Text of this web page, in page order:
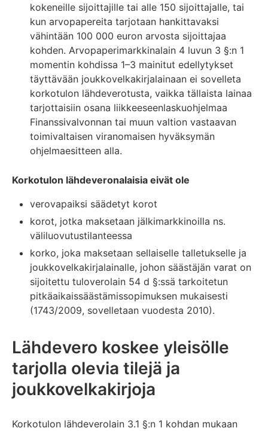
kokeneille sijoittajille tai alle 150 sijoittajalle, tai
kun arvopapereita tarjotaan hankittavaksi
vähintään 100 000 euron arvosta sijoittajaa
kohden. Arvopaperimarkkinalain 4 luvun 3 §:n 1
momentin kohdissa 1–3 mainitut edellytykset
täyttävään joukkovelkakirjalainaan ei sovelleta
korkotulon lähdeverotusta, vaikka tällaista lainaa
tarjottaisiin osana liikkeeseenlaskuohjelmaa
Finanssivalvonnan tai muun valtion vastaavan
toimivaltaisen viranomaisen hyväksymän
ohjelmaesitteen alla.
Korkotulon lähdeveronalaisia eivät ole
verovapaiksi säädetyt korot
korot, jotka maksetaan jälkimarkkinoilla ns.
väliluovutustilanteessa
korko, joka maksetaan sellaiselle talletukselle ja
joukkovelkakirjalainalle, johon säästäjän varat on
sijoitettu tuloverolain 54 d §:ssä tarkoitetun
pitkäaikaissäästämissopimuksen mukaisesti
(1743/2009, sovelletaan vuodesta 2010).
Lähdevero koskee yleisölle
tarjolla olevia tilejä ja
joukkovelkakirjoja
Korkotulon lähdeverolain 3.1 §:n 1 kohdan mukaan